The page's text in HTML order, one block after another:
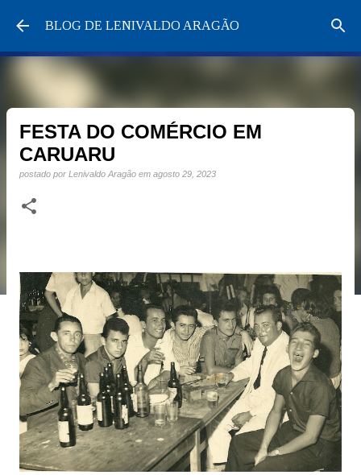
Pular para o conteúdo principal
BLOG DE LENIVALDO ARAGÃO
FESTA DO COMÉRCIO EM
CARUARU
postado por Lenivaldo Aragão em agosto 29, 2023